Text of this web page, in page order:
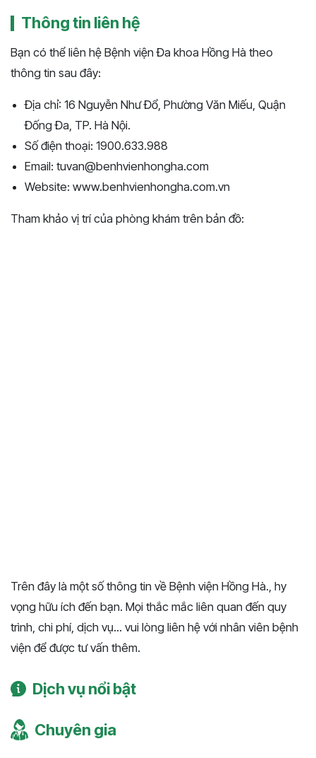
Thông tin liên hệ
Bạn có thể liên hệ Bệnh viện Đa khoa Hồng Hà theo
thông tin sau đây:
Địa chỉ: 16 Nguyễn Như Đổ, Phường Văn Miếu, Quận
Đống Đa, TP. Hà Nội.
Số điện thoại: 1900.633.988
Email: tuvan@benhvienhongha.com
Website: www.benhvienhongha.com.vn
Tham khảo vị trí của phòng khám trên bản đồ:
Trên đây là một số thông tin về Bệnh viện Hồng Hà., hy
vọng hữu ích đến bạn. Mọi thắc mắc liên quan đến quy
trình, chi phí, dịch vụ... vui lòng liên hệ với nhân viên bệnh
viện để được tư vấn thêm.
Dịch vụ nổi bật
Chuyên gia